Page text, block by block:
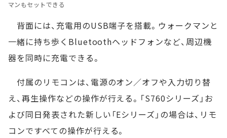
マンもセットできる
背面には、充電用のUSB端子を搭載。ウォークマンと
一緒に持ち歩くBluetoothヘッドフォンなど、周辺機
器を同時に充電できる。
付属のリモコンは、電源のオン／オフや入力切り替
え、再生操作などの操作が行える。「S760シリーズ」お
よび同日発表された新しい「Eシリーズ」の場合は、リモ
コンですべての操作が行える。